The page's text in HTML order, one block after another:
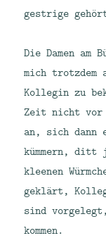
gestrige
Die Damen am
mich trotzdem
Kollegin zu
Zeit nicht vor
an, sich dann
kümmern, ditt
kleenen
geklärt,
sind
kommen.